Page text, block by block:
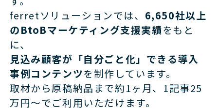
ferretソリューションでは、 6,650社以上
のBtoBマーケティング支援実績をもと
に、
見込み顧客が「自分ごと化」できる導入
事例コンテンツを制作しています。
取材から原稿納品まで約1ヶ月、1記事25
万円〜でご利用いただけます。